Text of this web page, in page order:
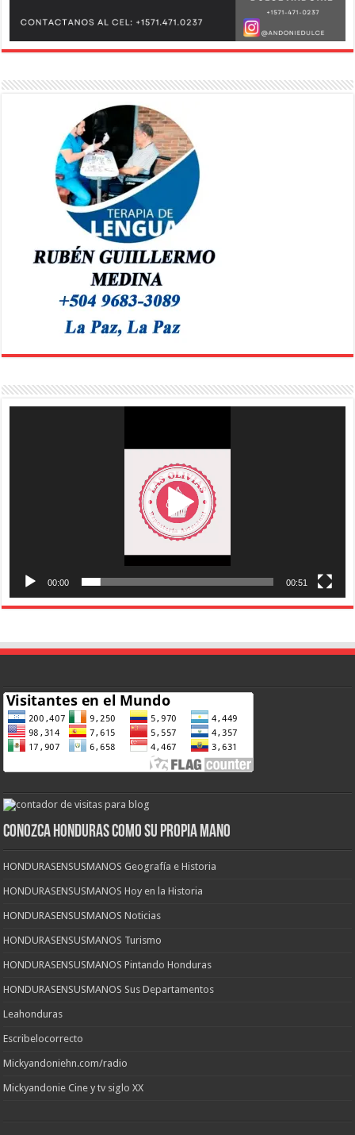
00:00 00:51
CONOZCA HONDURAS COMO SU PROPIA MANO
HONDURASENSUSMANOS Geografía e Historia
HONDURASENSUSMANOS Hoy en la Historia
HONDURASENSUSMANOS Noticias
HONDURASENSUSMANOS Turismo
HONDURASENSUSMANOS Pintando Honduras
HONDURASENSUSMANOS Sus Departamentos
Leahonduras
Escribelocorrecto
Mickyandoniehn.com/radio
Mickyandonie Cine y tv siglo XX